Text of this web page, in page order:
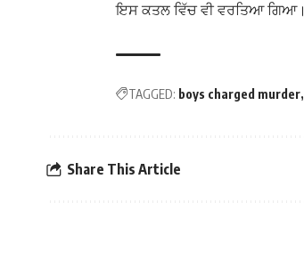
ਇਸ ਕਤਲ ਵਿੱਚ ਵੀ ਵਰਤਿਆ ਗਿਆ।
TAGGED: boys charged murder
Share This Article